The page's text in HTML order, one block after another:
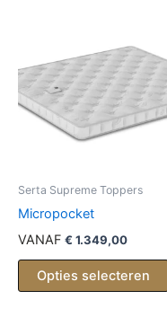
Serta Supreme Toppers
Micropocket
VANAF € 1.349,00
Opties selecteren